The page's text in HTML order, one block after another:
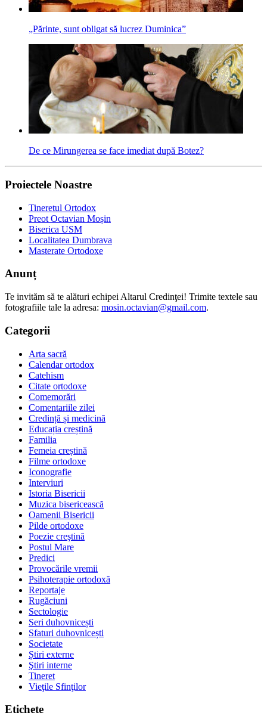
„Părinte, sunt obligat să lucrez Duminica”
De ce Mirungerea se face imediat după Botez?
Proiectele Noastre
Tineretul Ortodox
Preot Octavian Moșin
Biserica USM
Localitatea Dumbrava
Masterate Ortodoxe
Anunț
Te invităm să te alături echipei Altarul Credinţei! Trimite textele sau
fotografiile tale la adresa: mosin.octavian@gmail.com.
Categorii
Arta sacră
Calendar ortodox
Catehism
Citate ortodoxe
Comemorări
Comentariile zilei
Credință și medicină
Educația creștină
Familia
Femeia creștină
Filme ortodoxe
Iconografie
Interviuri
Istoria Bisericii
Muzica bisericească
Oamenii Bisericii
Pilde ortodoxe
Poezie creştină
Postul Mare
Predici
Provocările vremii
Psihoterapie ortodoxă
Reportaje
Rugăciuni
Sectologie
Seri duhovnicești
Sfaturi duhovnicești
Societate
Știri externe
Ştiri interne
Tineret
Vieţile Sfinţilor
Etichete